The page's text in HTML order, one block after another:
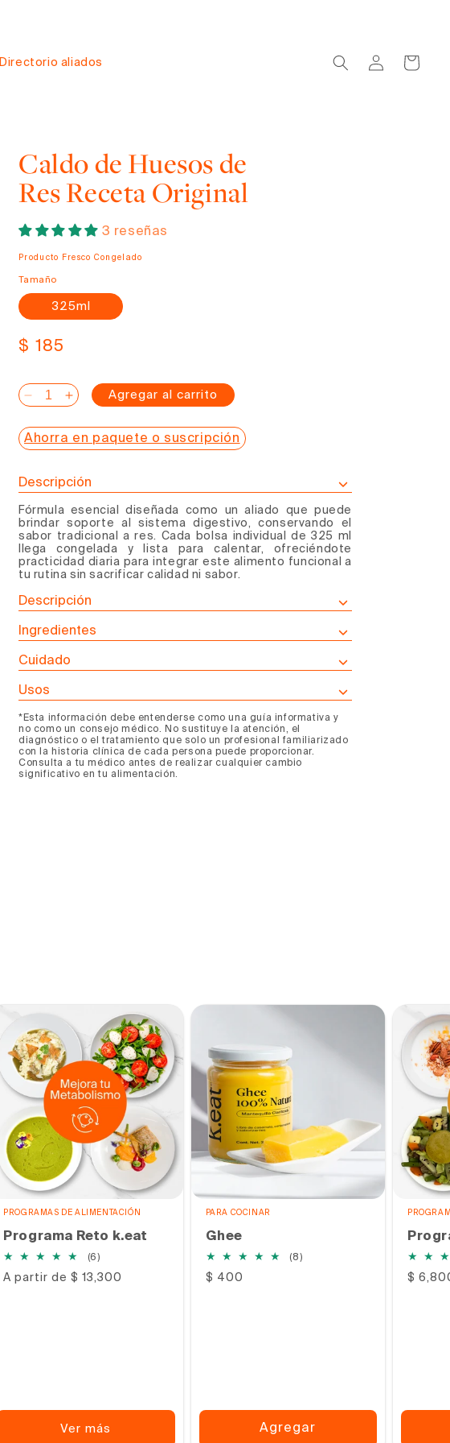
Directorio aliados
sesión
Carrito
Caldo de Huesos de
Res Receta Original
3 reseñas
Producto Fresco Congelado
Tamaño
325ml
Precio
$ 185
Reducir
para
de
Huesos
de
Res
Receta
Original
Aumentar
para
de
Huesos
de
Res
Receta
Original
Agregar al carrito
Ahorra en paquete o suscripción
Descripción
Fórmula esencial diseñada como un aliado que puede
brindar soporte al sistema digestivo, conservando el
sabor tradicional a res. Cada bolsa individual de 325 ml
llega congelada y lista para calentar, ofreciéndote
practicidad diaria para integrar este alimento funcional a
tu rutina sin sacrificar calidad ni sabor.
Descripción
Ingredientes
Cuidado
Usos
*Esta información debe entenderse como una guía informativa y
no como un consejo médico. No sustituye la atención, el
diagnóstico o el tratamiento que solo un profesional familiarizado
con la historia clínica de cada persona puede proporcionar.
Consulta a tu médico antes de realizar cualquier cambio
significativo en tu alimentación.
PROGRAMAS DE ALIMENTACIÓN
Programa Reto k.eat
(6)6
totales
Precio
A partir de $ 13,300
Ver más
PARA COCINAR
Ghee
(8)8
Precio
$ 400
Agregar
Precio
$